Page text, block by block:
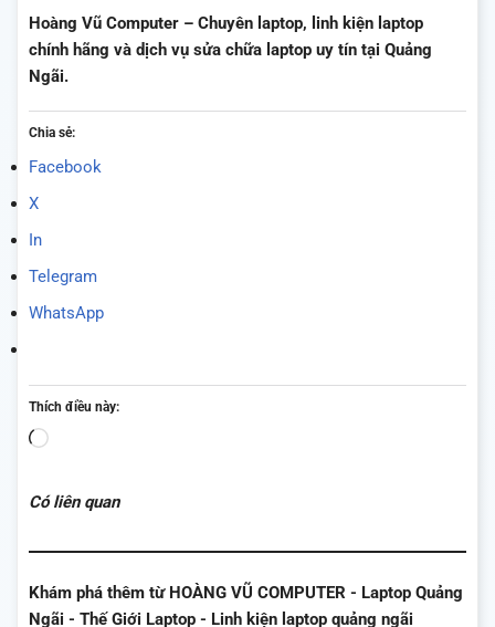
Hoàng Vũ Computer – Chuyên laptop, linh kiện laptop
chính hãng và dịch vụ sửa chữa laptop uy tín tại Quảng
Ngãi.
Chia sẻ:
Facebook
X
In
Telegram
WhatsApp
Thích điều này:
Đang
Có liên quan
Khám phá thêm từ HOÀNG VŨ COMPUTER - Laptop Quảng
Ngãi - Thế Giới Laptop - Linh kiện laptop quảng ngãi